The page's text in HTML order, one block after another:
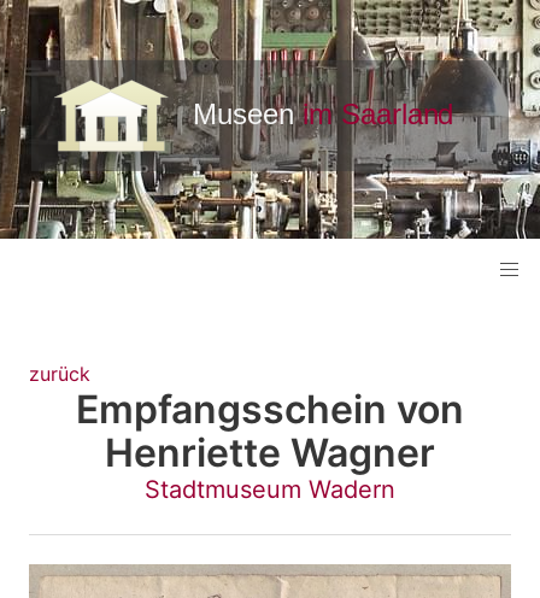
zurück
Empfangsschein von
Henriette Wagner
Stadtmuseum Wadern